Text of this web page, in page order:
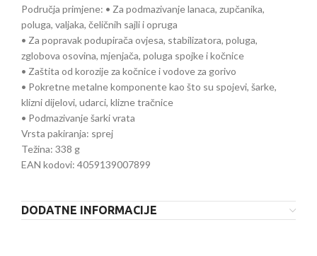
Područja primjene: • Za podmazivanje lanaca, zupčanika,
poluga, valjaka, čeličnih sajli i opruga
• Za popravak podupirača ovjesa, stabilizatora, poluga,
zglobova osovina, mjenjača, poluga spojke i kočnice
• Zaštita od korozije za kočnice i vodove za gorivo
• Pokretne metalne komponente kao što su spojevi, šarke,
klizni dijelovi, udarci, klizne tračnice
• Podmazivanje šarki vrata
Vrsta pakiranja: sprej
Težina: 338 g
EAN kodovi: 4059139007899
DODATNE INFORMACIJE